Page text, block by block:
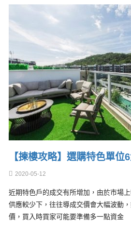
【揀樓攻略】選購特色單位
2020-05-12
近期特色戶的成交有所增加，由於市場
供應較少下，往往導成交價會大幅波動
價，買入時買家可能要準備多一點資金